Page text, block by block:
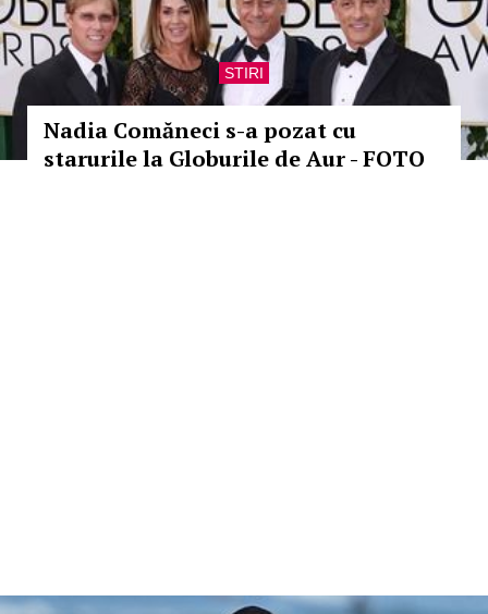
STIRI
Nadia Comăneci s-a pozat cu
starurile la Globurile de Aur - FOTO